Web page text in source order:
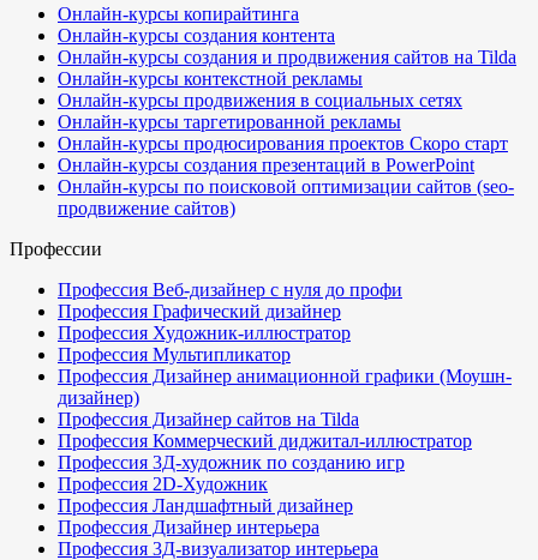
Онлайн-курсы копирайтинга
Онлайн-курсы создания контента
Онлайн-курсы создания и продвижения сайтов на Tilda
Онлайн-курсы контекстной рекламы
Онлайн-курсы продвижения в социальных сетях
Онлайн-курсы таргетированной рекламы
Онлайн-курсы продюсирования проектов Скоро старт
Онлайн-курсы создания презентаций в PowerPoint
Онлайн-курсы по поисковой оптимизации сайтов (seo-
продвижение сайтов)
Профессии
Профессия Веб-дизайнер с нуля до профи
Профессия Графический дизайнер
Профессия Художник-иллюстратор
Профессия Мультипликатор
Профессия Дизайнер анимационной графики (Моушн-
дизайнер)
Профессия Дизайнер сайтов на Tilda
Профессия Коммерческий диджитал-иллюстратор
Профессия 3Д-художник по созданию игр
Профессия 2D-Художник
Профессия Ландшафтный дизайнер
Профессия Дизайнер интерьера
Профессия 3Д-визуализатор интерьера